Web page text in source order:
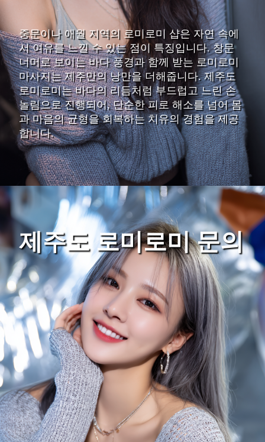
중문이나 애월 지역의 로미로미 샵은 자연 속에
서 여유를 느낄 수 있는 점이 특징입니다. 창문
너머로 보이는 바다 풍경과 함께 받는 로미로미
마사지는 제주만의 낭만을 더해줍니다. 제주도
로미로미는 바다의 리듬처럼 부드럽고 느린 손
놀림으로 진행되어, 단순한 피로 해소를 넘어 몸
과 마음의 균형을 회복하는 치유의 경험을 제공
합니다.
제주도 로미로미 문의